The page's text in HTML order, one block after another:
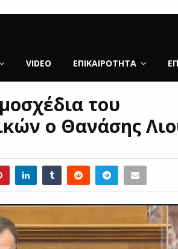
VIDEO ΕΠΙΚΑΙΡΌΤΗΤΑ
του
ο Θανάσης